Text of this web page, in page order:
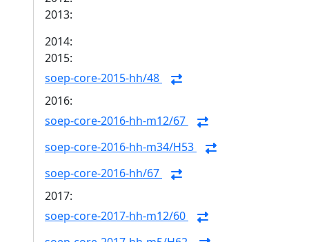
2013:
2014:
2015:
soep-core-2015-hh/48
2016:
soep-core-2016-hh-m12/67
soep-core-2016-hh-m34/H53
soep-core-2016-hh/67
2017:
soep-core-2017-hh-m12/60